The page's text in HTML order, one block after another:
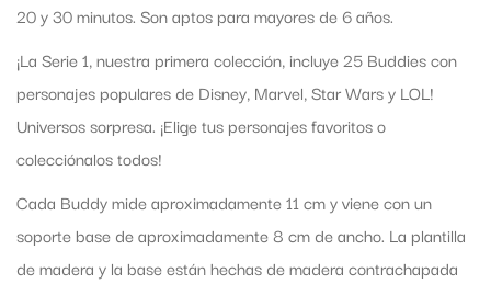
20 y 30 minutos. Son aptos para mayores de 6 años.
¡La Serie 1, nuestra primera colección, incluye 25 Buddies con
personajes populares de Disney, Marvel, Star Wars y LOL!
Universos sorpresa. ¡Elige tus personajes favoritos o
colecciónalos todos!
Cada Buddy mide aproximadamente 11 cm y viene con un
soporte base de aproximadamente 8 cm de ancho. La plantilla
de madera y la base están hechas de madera contrachapada